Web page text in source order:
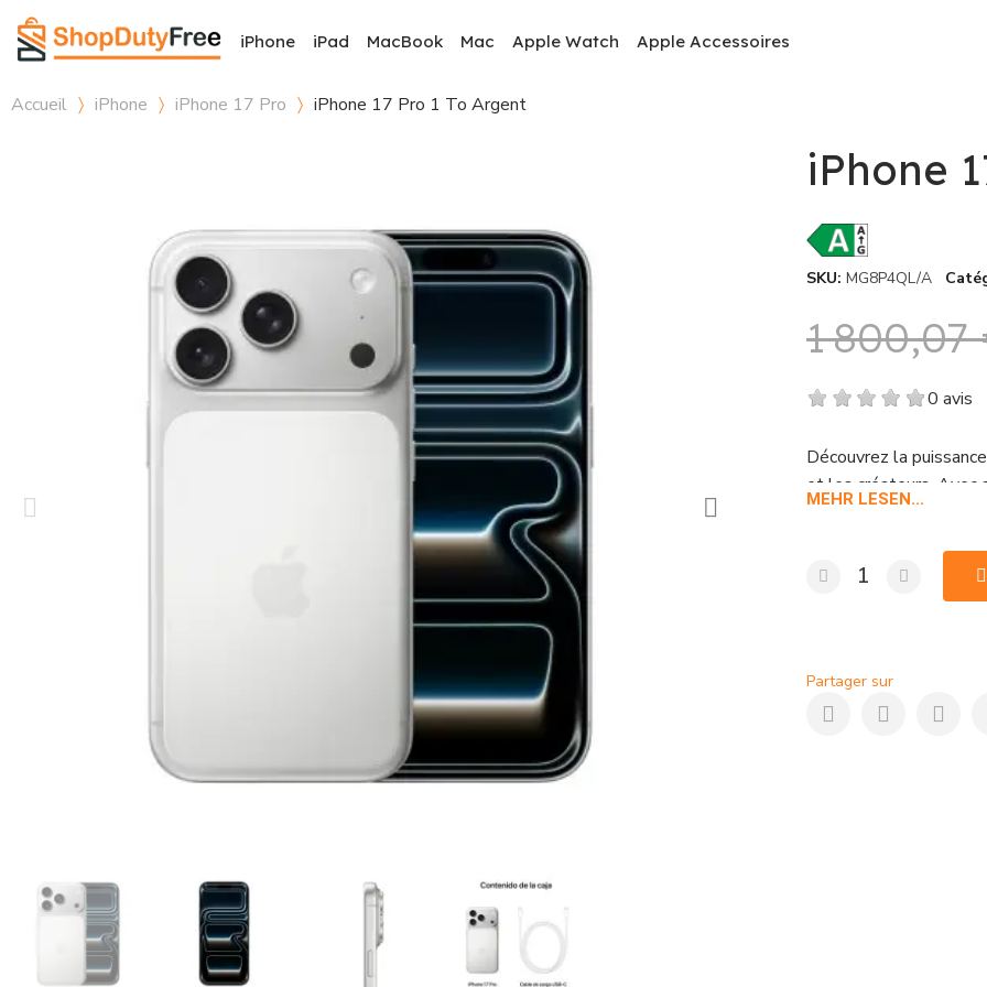
iPhone iPad MacBook Mac Apple Watch Apple Accessoires
Accueil iPhone iPhone 17 Pro iPhone 17 Pro 1 To Argent
iPhone
SKU MG8P4QL/A
1 800,07
0 avis
Découvrez la
et les créateurs. Avec
zoom optique 8x et
MEHR LESEN...
Partager sur